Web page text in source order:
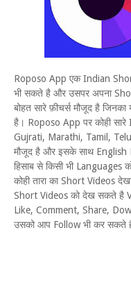
Roposo App एक Indian
भी सकते है और उसपर अपना
बोहत सारे फ़ीचर्स मौजूद है
है। Roposo App पर कोही
Gujrati, Marathi, Tamil,
मौजूद है और इसके साथ English
हिसाब से किसी भी Languages
कोही तारा का Short Videos
Short Videos को देख सकते है
Like, Comment, Share,
उसको आप Follow भी कर सकते